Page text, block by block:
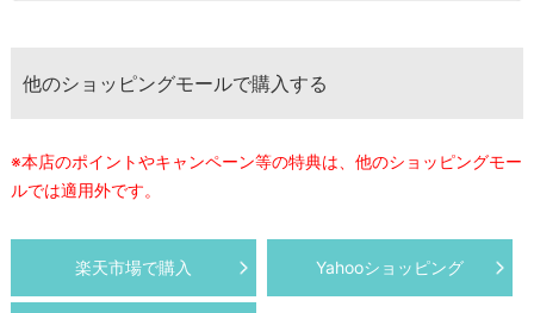
他のショッピングモールで購入する
※本店のポイントやキャンペーン等の特典は、他のショッピングモー
ルでは適用外です。
楽天市場で購入 Yahooショッピング